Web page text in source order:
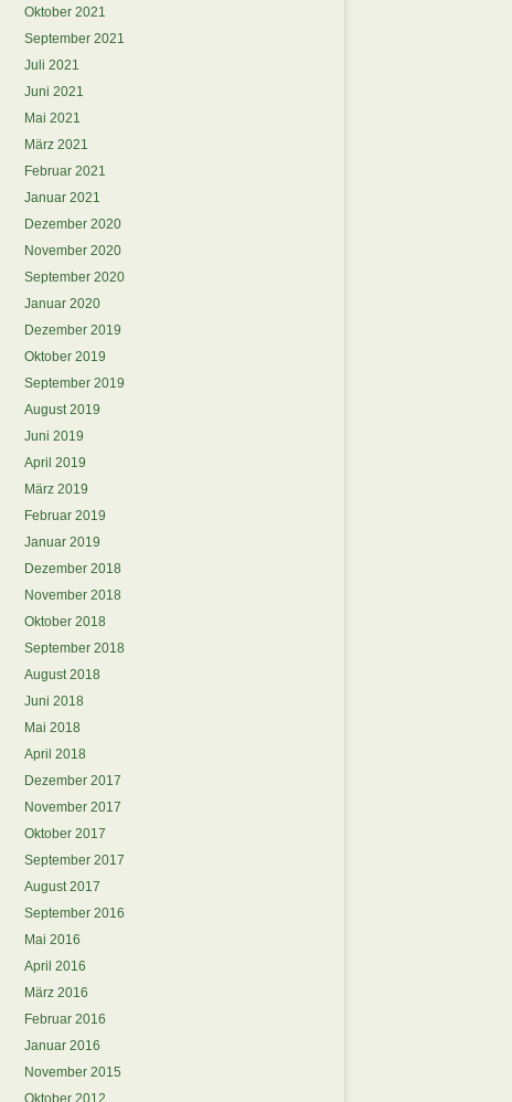
Oktober 2021
September 2021
Juli 2021
Juni 2021
Mai 2021
März 2021
Februar 2021
Januar 2021
Dezember 2020
November 2020
September 2020
Januar 2020
Dezember 2019
Oktober 2019
September 2019
August 2019
Juni 2019
April 2019
März 2019
Februar 2019
Januar 2019
Dezember 2018
November 2018
Oktober 2018
September 2018
August 2018
Juni 2018
Mai 2018
April 2018
Dezember 2017
November 2017
Oktober 2017
September 2017
August 2017
September 2016
Mai 2016
April 2016
März 2016
Februar 2016
Januar 2016
November 2015
Oktober 2012